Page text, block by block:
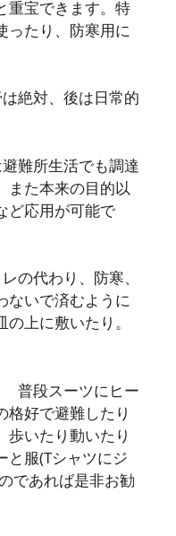
重宝できます。特
ったり、防寒用に
絶対、後は日常的
難所生活でも調達
また本来の目的以
ど応用が可能で
の代わり、防寒、
ないで済むように
上に敷いたり。
普段スーツにヒー
格好で避難したり
歩いたり動いたり
と服(Tシャツにジ
であれば是非お勧